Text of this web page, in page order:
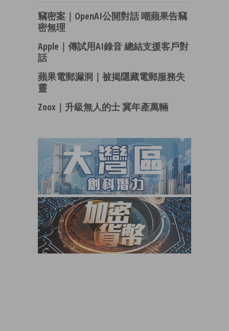
竊密案｜OpenAI公開對話 嘲蘋果告竊
密無理
Apple｜傳試用AI錄音 總結支援客戶對
話
蘋果電郵漏洞｜被揭隱藏電郵服務失
靈
Zoox｜升級無人的士 冀年產萬輛